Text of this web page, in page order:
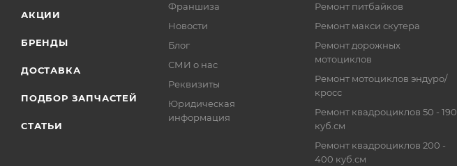
АКЦИИ
БРЕНДЫ
ДОСТАВКА
ПОДБОР ЗАПЧАСТЕЙ
СТАТЬИ
Франшиза
Новости
Блог
СМИ о нас
Реквизиты
Юридическая
информация
Ремонт питбайков
Ремонт макси скутера
Ремонт дорожных
мотоциклов
Ремонт мотоциклов эндуро/
кросс
Ремонт квадроциклов 50 - 190
куб.см
Ремонт квадроциклов 200 -
400 куб.см